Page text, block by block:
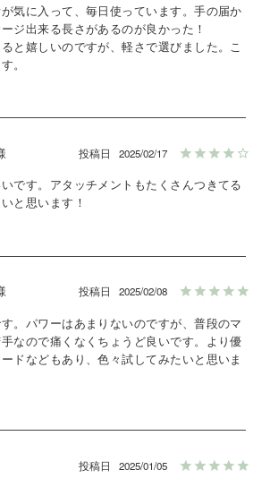
気に入って、毎日使っています。手の届か
ジ出来る長さがあるのが良かった！
と嬉しいのですが、軽さで選びました。こ
。
投稿日 2025/02/17
です。アタッチメントもたくさんつきてる
投稿日 2025/02/08
。パワーはあまりないのですが、普段のマ
なので痛くなくちょうど良いです。より優
ドなどもあり、色々試してみたいと思いま
投稿日 2025/01/05